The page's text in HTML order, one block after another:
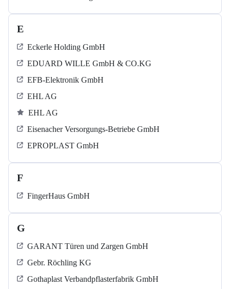
E
Eckerle Holding GmbH
EDUARD WILLE GmbH & CO.KG
EFB-Elektronik GmbH
EHL AG
EHL AG
Eisenacher Versorgungs-Betriebe GmbH
EPROPLAST GmbH
F
FingerHaus GmbH
G
GARANT Türen und Zargen GmbH
Gebr. Röchling KG
Gothaplast Verbandpflasterfabrik GmbH